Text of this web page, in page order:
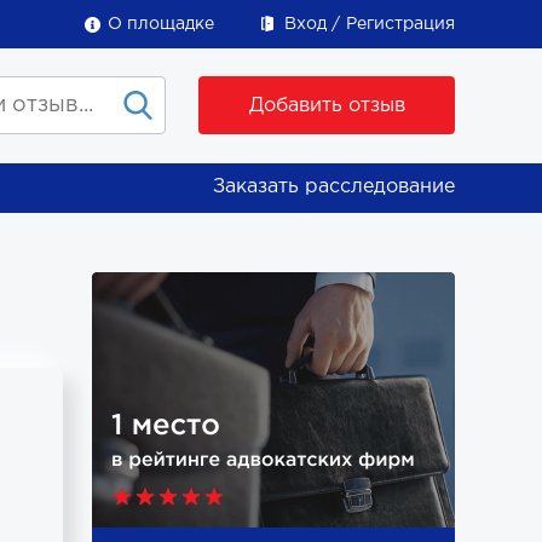
О площадке Вход Регистрация
Добавить отзыв
Заказать расследование